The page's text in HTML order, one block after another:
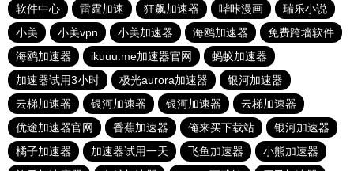
软件中心
雷霆加速 狂飙加速器 哔咔漫画
瑞乐小说
小美
小美vpn 小美加速器 海鸥加速器
免费跨墙软件
海鸥加速器
ikuuu.me加速器官网
蚂蚁加速器
加速器试用3小时
极光aurora加速器
银河加速器
云梯加速器
银河加速器 银河加速器
云梯加速器
优途加速器官网
香蕉加速器 俺来买下载站
银河加速器
橘子加速器
加速器试用一天 飞鱼加速器
小熊加速器